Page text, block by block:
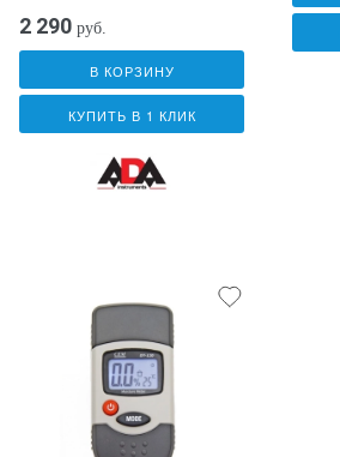
2 290 руб.
В КОРЗИНУ
КУПИТЬ В 1 КЛИК